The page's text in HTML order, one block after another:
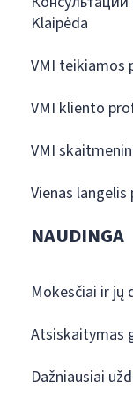
Klaipėda
VMI teikiamos
VMI kliento
VMI
Vienas
NAUDINGA
Mokesčiai ir jų
Atsiskaitymas
Dažniausiai